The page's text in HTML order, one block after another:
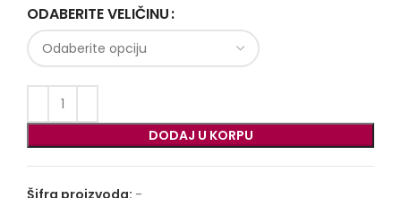
ODABERITE VELIČINU
DODAJ U KORPU